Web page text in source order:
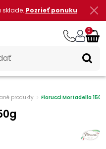
sklade. Pozrieť ponuku
0
produkty Fiorucci Mortadella 150g